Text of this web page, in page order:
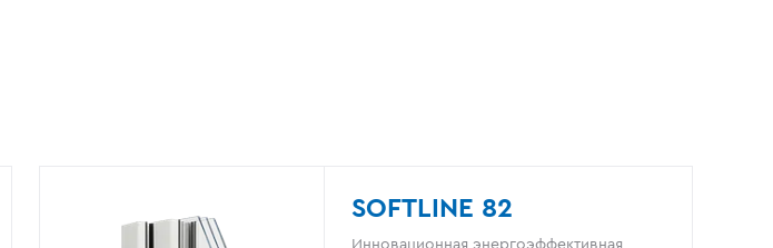
SOFTLINE 82
Инновационная энергоэффективная